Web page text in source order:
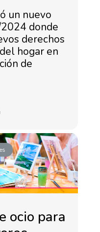
un nuevo
donde
derechos
hogar en
de
ocio para